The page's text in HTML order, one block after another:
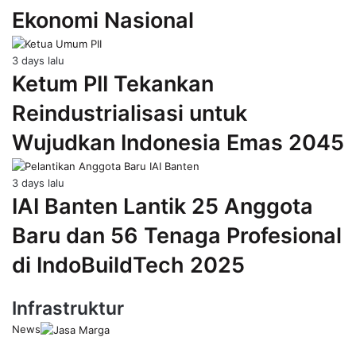
Ekonomi Nasional
3 days lalu
Ketum PII Tekankan
Reindustrialisasi untuk
Wujudkan Indonesia Emas 2045
3 days lalu
IAI Banten Lantik 25 Anggota
Baru dan 56 Tenaga Profesional
di IndoBuildTech 2025
Infrastruktur
News